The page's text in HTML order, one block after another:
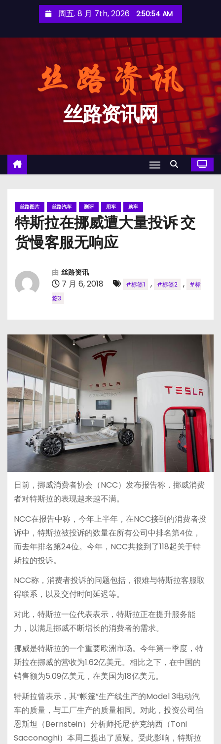
周五. 8 月 7th, 2026 2:50:55 AM
丝路资讯网
丝路图片 丝路汽车 测评 用车 购车
特斯拉在挪威遭大量投诉 交
货慢客服无响应
由 丝路资讯
7 月 6, 2018 #标签1 , #标签2 ,
#标
签3
日前，挪威消费者协会（NCC）发布报告称，挪威消费
者对特斯拉的表现越来越不满。
NCC在报告中称，今年上半年，在NCC接到的消费者投
诉中，特斯拉被投诉的数量在所有公司中排名第4位，
而去年排名第24位。今年，NCC共接到了118起关于特
斯拉的投诉。
NCC称，消费者投诉的问题包括，很难与特斯拉客服取
得联系，以及交付时间延迟等。
对此，特斯拉一位代表表示，特斯拉正在提升服务能
力，以满足挪威不断增长的消费者的需求。
挪威是特斯拉的一个重要欧洲市场。今年第一季度，特
斯拉在挪威的营收为1.62亿美元。相比之下，在中国的
销售额为5.09亿美元，在美国为18亿美元。
特斯拉曾表示，其“帐篷”生产线生产的Model 3电动汽
车的质量，与工厂生产的质量相同。对此，投资公司伯
恩斯坦（Bernstein）分析师托尼·萨克纳西（Toni
Sacconaghi）本周二提出了质疑。受此影响，特斯拉